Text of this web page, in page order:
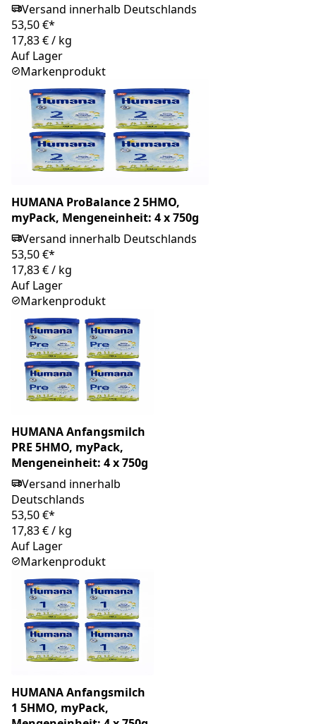
Versand innerhalb Deutschlands
53,50 €*
17,83 €/ kg
Auf Lager
Markenprodukt
HUMANA ProBalance 2 5HMO,
myPack, Mengeneinheit: 4 x 750g
Versand innerhalb Deutschlands
53,50 €*
17,83 €/ kg
Auf Lager
Markenprodukt
HUMANA Anfangsmilch
PRE 5HMO, myPack,
Mengeneinheit: 4 x 750g
Versand innerhalb
Deutschlands
53,50 €*
17,83 €/ kg
Auf Lager
Markenprodukt
HUMANA Anfangsmilch
1 5HMO, myPack,